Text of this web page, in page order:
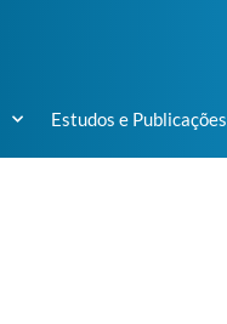
Estudos e Publicações